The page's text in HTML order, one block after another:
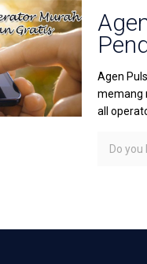
Agen
memang
all
Do you